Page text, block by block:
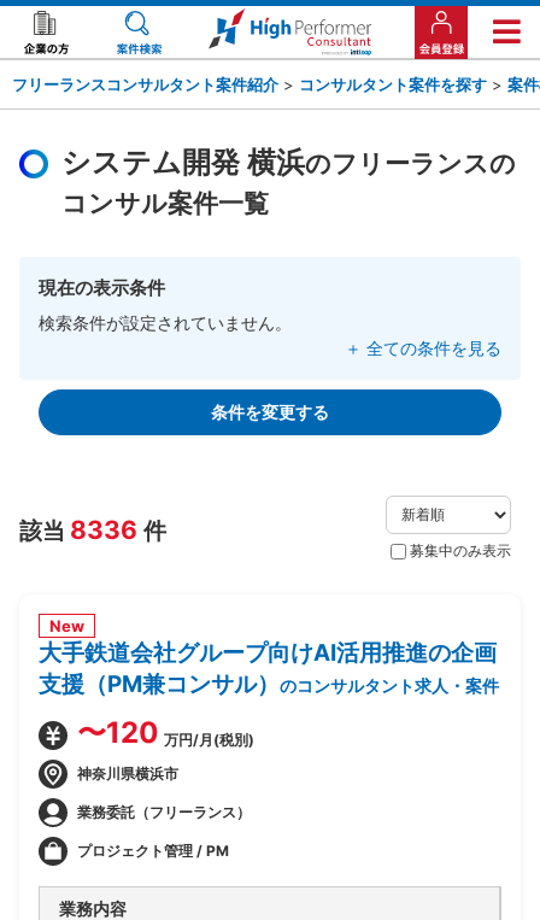
フリーランスコンサルタント案件紹介 > コンサルタント案件を探す > 案
システム開発 横浜のフリーランスの
コンサル案件一覧
現在の表示条件
検索条件が設定されていません。
＋ 全ての条件を見る
条件を変更する
該当 8336 件
募集中のみ表示
New
大手鉄道会社グループ向けAI活用推進の企画
支援（PM兼コンサル）
のコンサルタント求人・案件
〜120 万円/月(税別)
神奈川県横浜市
業務委託（フリーランス）
プロジェクト管理 / PM
業務内容